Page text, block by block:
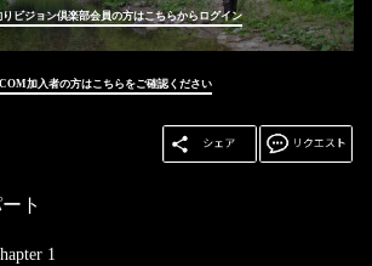
りビジョン倶楽部会員の方はこちらからログイン
加入者の方はこちらをご確認ください
ト
1